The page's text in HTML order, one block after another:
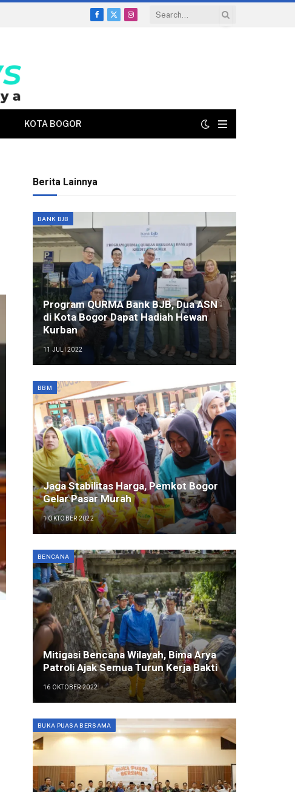
Facebook
X
Instagram
KOTA BOGOR
Berita Lainnya
BANK BJB
Program QURMA Bank BJB, Dua ASN
di Kota Bogor Dapat Hadiah Hewan
Kurban
11 JULI 2022
BBM
Jaga Stabilitas Harga, Pemkot Bogor
Gelar Pasar Murah
1 OKTOBER 2022
BENCANA
Mitigasi Bencana Wilayah, Bima Arya
Patroli Ajak Semua Turun Kerja Bakti
16 OKTOBER 2022
BUKA PUASA BERSAMA